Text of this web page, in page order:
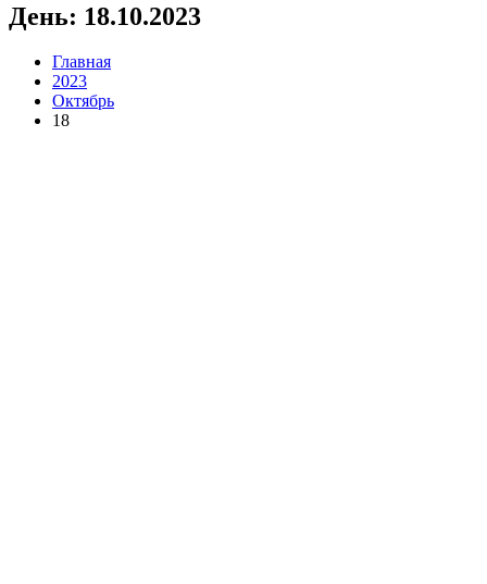
День: 18.10.2023
Главная
2023
Октябрь
18